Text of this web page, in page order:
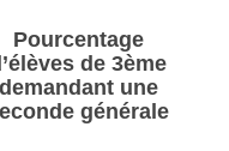
Pourcentage
de 3ème
demandant une
générale